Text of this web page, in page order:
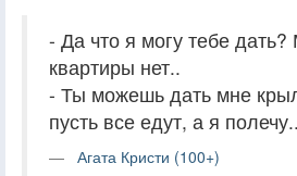
- Да что я могу тебе
квартиры нет..
- Ты можешь дать мне
пусть все едут, а я
Агата Кристи (100+)